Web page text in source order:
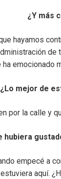
¿Y más
hayamos
emocionado
¿Lo mejor de
por la calle y
empecé a
aquí.